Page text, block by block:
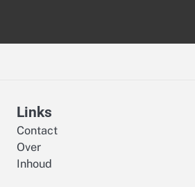
Links
Contact
Over
Inhoud